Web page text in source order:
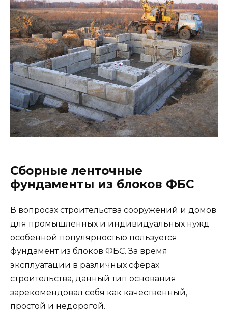
Сборные ленточные
фундаменты из блоков ФБС
В вопросах строительства сооружений и домов
для промышленных и индивидуальных нужд
особенной популярностью пользуется
фундамент из блоков ФБС. За время
эксплуатации в различных сферах
строительства, данный тип основания
зарекомендовал себя как качественный,
простой и недорогой.